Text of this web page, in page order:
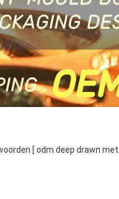
[ odm deep drawn